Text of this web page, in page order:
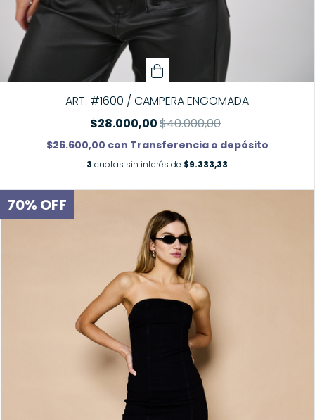
ART. #1600 / CAMPERA ENGOMADA
$28.000,00$40.000,00
$26.600,00 con Transferencia o depósito
3 cuotas sin interés de $9.333,33
70% OFF